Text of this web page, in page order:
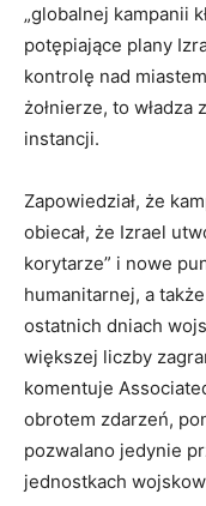
„globalnej kampanii
potępiające plany
kontrolę nad
żołnierze, to
instancji.
Zapowiedział, że
obiecał, że Izrael
korytarze” i nowe
humanitarnej, a
ostatnich dniach
większej liczby
komentuje
obrotem zdarzeń,
pozwalano jedynie
jednostkach